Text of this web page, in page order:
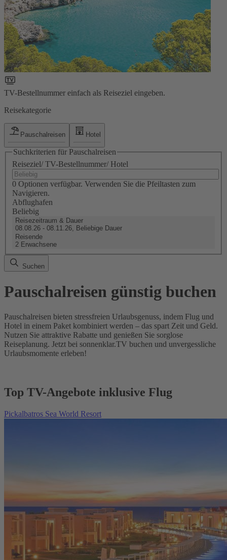
TV-Bestellnummer einfach als Reiseziel eingeben.
Reisekategorie
Pauschalreisen Hotel
Suchkriterien für Pauschalreisen
Reiseziel/ TV-Bestellnummer/ Hotel
0 Optionen verfügbar. Verwenden Sie die Pfeiltasten zum
Navigieren.
Abflughafen
Beliebig
Reisezeitraum & Dauer
08.08.26 - 08.11.26, Beliebige Dauer
Reisende
2 Erwachsene
Suchen
Pauschalreisen günstig buchen
Pauschalreisen bieten stressfreien Urlaubsgenuss, indem Flug und
Hotel in einem Paket kombiniert werden – das spart Zeit und Geld.
Nutzen Sie attraktive Rabatte und genießen Sie sorglose
Reiseplanung. Jetzt bei sonnenklar.TV buchen und unvergessliche
Urlaubsmomente erleben!
Top TV-Angebote inklusive Flug
Pickalbatros Sea World Resort